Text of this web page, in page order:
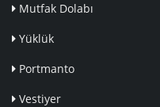
Mutfak Dolabı
Yüklük
Portmanto
Vestiyer